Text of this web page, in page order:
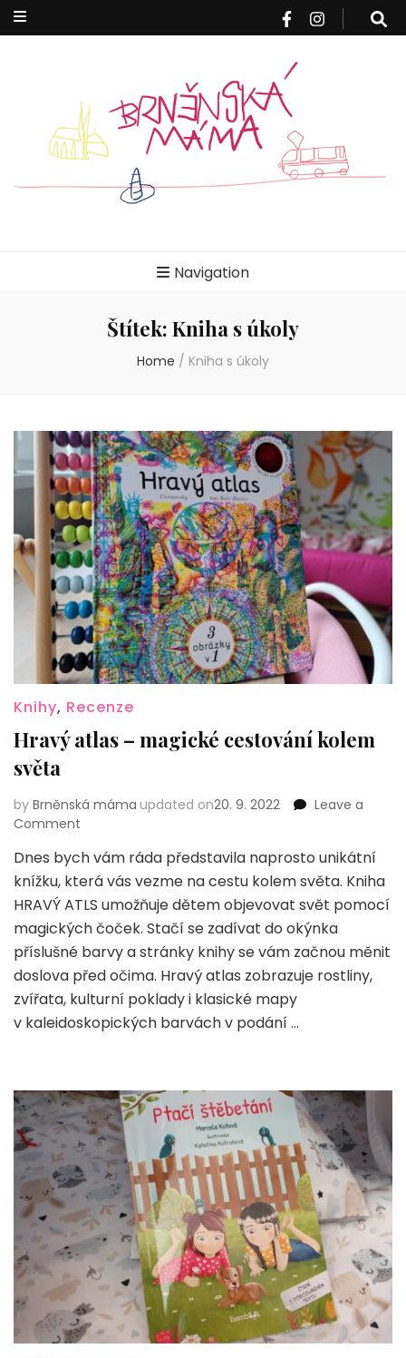
máma
Navigation
Štítek: Kniha s úkoly
Home / Kniha s úkoly
Knihy, Recenze
Hravý atlas – magické cestování kolem
světa
by Brněnská máma updated on20. 9. 2022
Leave a
Comment
atlas
–
magické
kolem
světa
Dnes bych vám ráda představila naprosto unikátní
knížku, která vás vezme na cestu kolem světa. Kniha
HRAVÝ ATLS umožňuje dětem objevovat svět pomocí
magických čoček. Stačí se zadívat do okýnka
příslušné barvy a stránky knihy se vám začnou měnit
doslova před očima. Hravý atlas zobrazuje rostliny,
zvířata, kulturní poklady i klasické mapy
v kaleidoskopických barvách v podání …